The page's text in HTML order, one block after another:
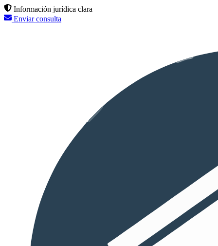
Información jurídica clara
Enviar consulta